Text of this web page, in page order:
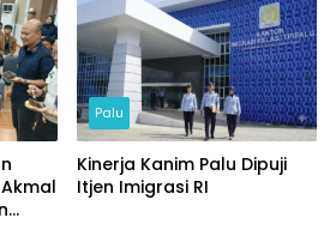
Palu
Kinerja Kanim Palu Dipuji
Itjen Imigrasi RI